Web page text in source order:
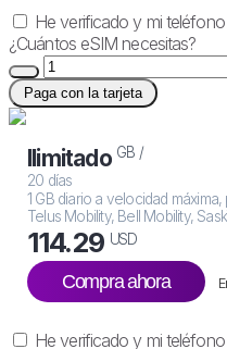
He verificado y mi
¿Cuántos eSIM necesitas?
Paga con la tarjeta
Ilimitado GB /
20 días
1 GB diario a velocidad
Telus Mobility, Bell Mobility,
114.29 USD
Compra ahora
He verificado y mi